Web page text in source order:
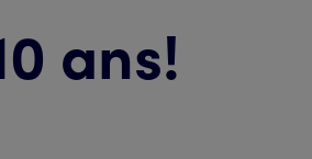
ans!